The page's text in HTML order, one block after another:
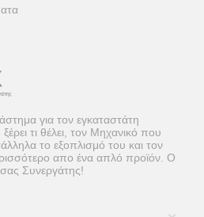
για τον εγκαταστάτη
τι θέλει, τον Μηχανικό που
το εξοπλισμό του και τον
απο ένα απλό προϊόν. Ο
Συνεργάτης!